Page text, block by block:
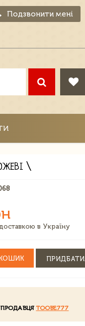
Подзвонити мені
\
доставкою в Україну
ПРИДБАТИ
ПРОДАВЦЯTOOBE777